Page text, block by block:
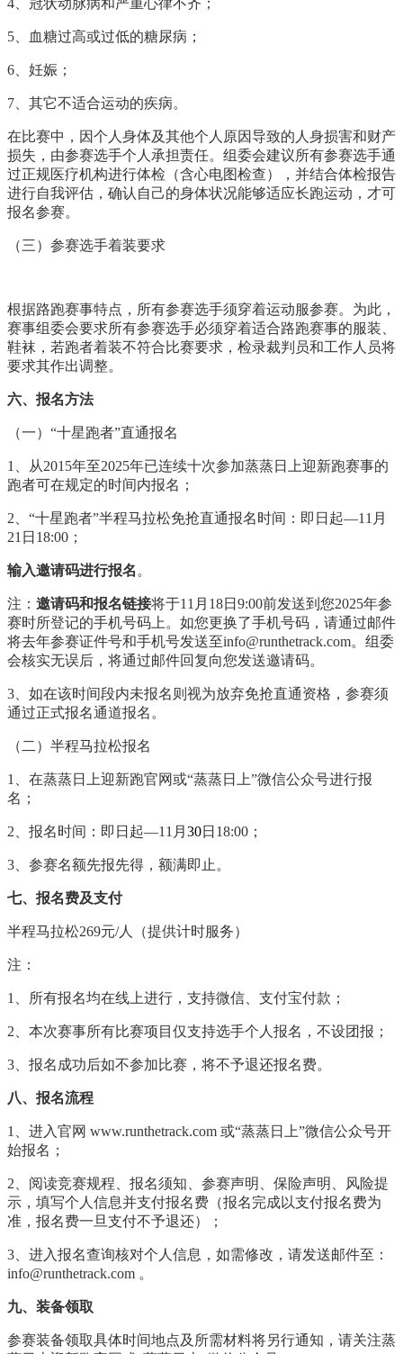
4 、冠状动脉病和严重心律不齐；
5 、血糖过高或过低的糖尿病；
6 、妊娠；
7 、其它不适合运动的疾病。
在比赛中，因个人身体及其他个人原因导致的人身损害和财产
损失，由参赛选手个人承担责任。组委会建议所有参赛选手通
过正规医疗机构进行体检（含心电图检查），并结合体检报告
进行自我评估，确认自己的身体状况能够适应长跑运动，才可
报名参赛。
（三）参赛选手着装要求
根据路跑赛事特点，所有参赛选手须穿着运动服参赛。为此，
赛事组委会要求所有参赛选手必须穿着适合路跑赛事的服装、
鞋袜，若跑者着装不符合比赛要求，检录裁判员和工作人员将
要求其作出调整。
六、报名方法
（一）“十星跑者”直通报名
1 、从2015年至2025年已连续十次参加蒸蒸日上迎新跑赛事的
跑者可在规定的时间内报名；
2 、“十星跑者”半程马拉松免抢直通报名时间：即日起—11 月
21 日 18:00 ；
输入邀请码进行报名 。
注： 邀请码和报名链接将于11 月 18日9:00前发送到您2025年参
赛时所登记的手机号码上。如您更换了手机号码，请通过邮件
将去年参赛证件号和手机号发送至info@runthetrack.com。组委
会核实无误后，将通过邮件回复向您发送邀请码。
3 、如在该时间段内未报名则视为放弃免抢直通资格，参赛须
通过正式报名通道报名。
（二）半程马拉松报名
1
、在蒸蒸日上迎新跑官网或“蒸蒸日上”微信公众号进行报
名；
2 、报名时间：即日起—11月 30日 18:00 ；
3 、参赛名额先报先得，额满即止。
七、报名费及支付
半程马拉松269元/人（提供计时服务）
注：
1 、所有报名均在线上进行，支持微信、支付宝付款；
2 、本次赛事所有比赛项目仅支持选手个人报名，不设团报；
3 、报名成功后如不参加比赛，将不予退还报名费。
八、报名流程
1
、进入官网 www.runthetrack.com 或“蒸蒸日上”微信公众号开
始报名；
2 、阅读竞赛规程、报名须知、参赛声明、保险声明、风险提
示，填写个人信息并支付报名费（报名完成以支付报名费为
准，报名费一旦支付不予退还）；
3 、进入报名查询核对个人信息，如需修改，请发送邮件至：
info@runthetrack.com 。
九、装备领取
参赛装备领取具体时间地点及所需材料将另行通知，请关注蒸